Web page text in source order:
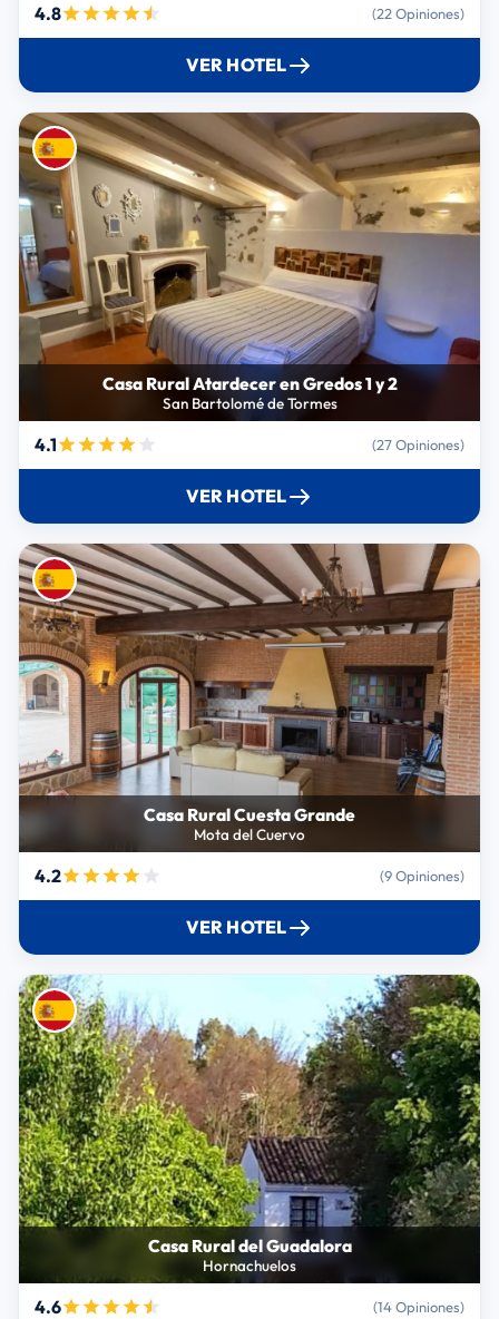
4.8 (22 Opiniones)
VER HOTEL
Casa Rural Atardecer en Gredos 1 y 2
San Bartolomé de Tormes
4.1 (27 Opiniones)
VER HOTEL
Casa Rural Cuesta Grande
Mota del Cuervo
4.2 (9 Opiniones)
VER HOTEL
Casa Rural del Guadalora
Hornachuelos
4.6 (14 Opiniones)